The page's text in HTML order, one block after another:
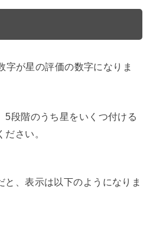
字が星の評価の数字になりま
5段階のうち星をいくつ付ける
さい。
と、表示は以下のようになりま